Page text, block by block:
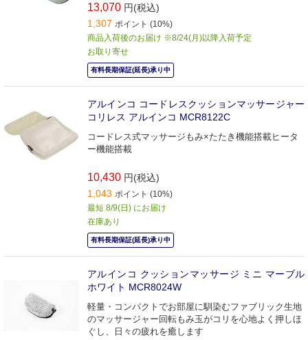
13,070 円(税込)
1,307 ポイント (10%)
商品入荷後のお届け ※8/24(月)以降入荷予定
お取り寄せ
有料長期保証(延長)承り中
アルインコ コードレスクッションマッサージャー
コリレス アルインコ MCR8122C
コードレス式マッサージもみ×たたき機能搭載ヒータ
ー機能搭載
10,430 円(税込)
1,043 ポイント (10%)
最短 8/9(日) にお届け
在庫あり
有料長期保証(延長)承り中
アルインコ クッションマッサージ ミニ マーブル
ホワイト MCR8024W
軽量・コンパクトでお部屋に馴染むファブリック生地
のマッサージャー回転もみ玉がコリを心地よく押しほ
ぐし、日々の疲れを癒します